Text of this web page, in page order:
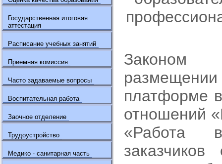
Государственная итоговая
аттестация
Расписание учебных занятий
Приемная комиссия
Часто задаваемые вопросы
Воспитательная работа
Заочное отделение
Трудоустройство
Медико - санитарная часть
Законом
платформе
отношений
«Работа